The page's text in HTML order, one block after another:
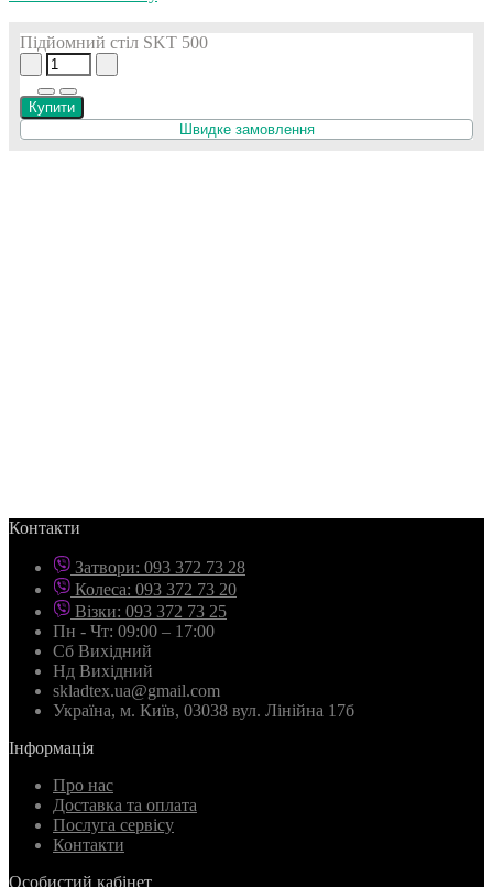
Підйомний стіл SKT 500
Купити
Швидке замовлення
Контакти
Затвори: 093 372 73 28
Колеса: 093 372 73 20
Візки: 093 372 73 25
Пн - Чт: 09:00 – 17:00
Сб Вихідний
Нд Вихідний
skladtex.ua@gmail.com
Українa, м. Київ, 03038 вул. Лінійна 17б
Інформація
Про нас
Доставка та оплата
Послуга сервісу
Контакти
Особистий кабінет